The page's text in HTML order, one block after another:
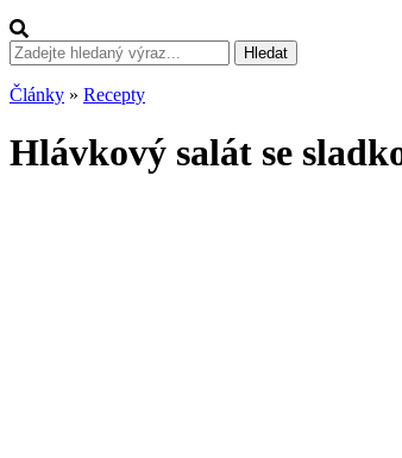
Hledat
Články » Recepty
Hlávkový salát se